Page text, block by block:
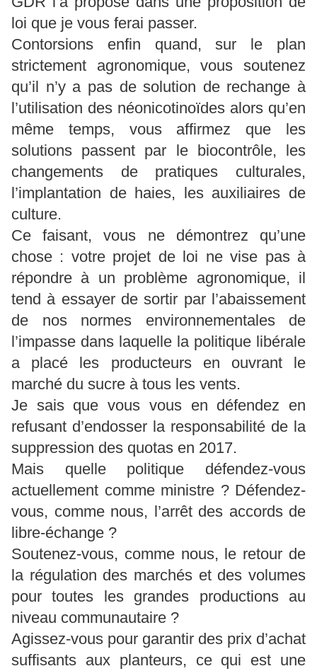
loi que je vous ferai passer.
Contorsions enfin quand, sur le plan
strictement agronomique, vous soutenez
qu’il n’y a pas de solution de rechange à
l’utilisation des néonicotinoïdes alors qu’en
même temps, vous affirmez que les
solutions passent par le biocontrôle, les
changements de pratiques culturales,
l’implantation de haies, les auxiliaires de
culture.
Ce faisant, vous ne démontrez qu’une
chose : votre projet de loi ne vise pas à
répondre à un problème agronomique, il
tend à essayer de sortir par l’abaissement
de nos normes environnementales de
l’impasse dans laquelle la politique libérale
a placé les producteurs en ouvrant le
marché du sucre à tous les vents.
Je sais que vous vous en défendez en
refusant d’endosser la responsabilité de la
suppression des quotas en 2017.
Mais quelle politique défendez-vous
actuellement comme ministre ? Défendez-
vous, comme nous, l’arrêt des accords de
libre-échange ?
Soutenez-vous, comme nous, le retour de
la régulation des marchés et des volumes
pour toutes les grandes productions au
niveau communautaire ?
Agissez-vous pour garantir des prix d’achat
suffisants aux planteurs, ce qui est une